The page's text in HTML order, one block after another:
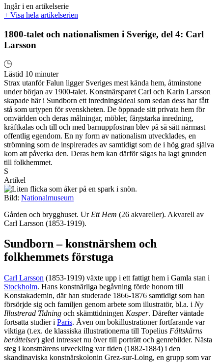
Ingår i en artikelserie
+ Visa hela artikelserien
1800-talet och nationalismen i Sverige, del 4: Carl
Larsson
Lästid 10 minuter
Strax utanför Falun ligger Sveriges mest kända hem, åtminstone
under början av 1900-talet. Konstnärsparet Carl och Karin Larsson
skapade här i Sundborn ett inredningsideal som sedan dess har fått
stå som urtypen för svenskheten. De öppnade sitt privata hem för
omvärlden och deras målningar, möbler, färgstarka inredning,
kräftkalas och till och med barnuppfostran blev på så sätt närmast
offentlig egendom. En ny form av nationalism utvecklades, en
strömning som de inspirerades av samtidigt som de i hög grad själva
kom att påverka den. Deras hem kan därför sägas ha lagt grunden
till folkhemmet.
S
Artikel
Bild: Nationalmuseum
Gården och brygghuset. Ur Ett Hem (26 akvareller). Akvarell av
Carl Larsson (1853-1919).
Sundborn – konstnärshem och
folkhemmets förstuga
Carl Larsson (1853-1919) växte upp i ett fattigt hem i Gamla stan i
Stockholm. Hans konstnärliga begåvning förde honom till
Konstakademin, där han studerade 1866-1876 samtidigt som han
försörjde sig och familjen genom arbete som illustratör, bl.a. i Ny
Illustrerad Tidning och skämttidningen Kasper. Därefter väntade
fortsatta studier i Paris. Även om bokillustrationer fortfarande var
viktiga (t.ex. de klassiska illustrationerna till Topelius Fältskärns
berättelser) gled intresset nu över till porträtt och genrebilder. Nästa
steg i konstnärens utveckling var tiden (1882-1884) i den
skandinaviska konstnärskolonin Grez-sur-Loing, en grupp som var